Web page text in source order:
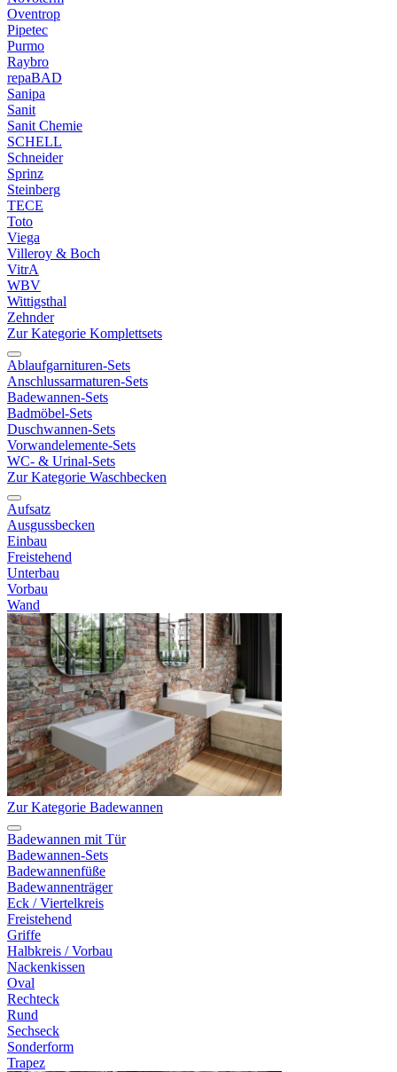
Oventrop
Pipetec
Purmo
Raybro
repaBAD
Sanipa
Sanit
Sanit Chemie
SCHELL
Schneider
Sprinz
Steinberg
TECE
Toto
Viega
Villeroy & Boch
VitrA
WBV
Wittigsthal
Zehnder
Zur Kategorie Komplettsets
Ablaufgarnituren-Sets
Anschlussarmaturen-Sets
Badewannen-Sets
Badmöbel-Sets
Duschwannen-Sets
Vorwandelemente-Sets
WC- & Urinal-Sets
Zur Kategorie Waschbecken
Aufsatz
Ausgussbecken
Einbau
Freistehend
Unterbau
Vorbau
Wand
Zur Kategorie Badewannen
Badewannen mit Tür
Badewannen-Sets
Badewannenfüße
Badewannenträger
Eck / Viertelkreis
Freistehend
Griffe
Halbkreis / Vorbau
Nackenkissen
Oval
Rechteck
Rund
Sechseck
Sonderform
Trapez